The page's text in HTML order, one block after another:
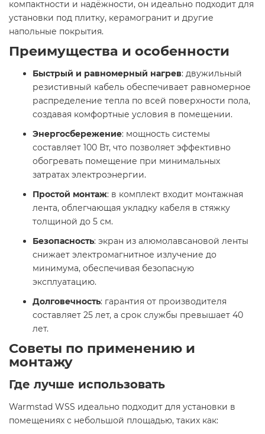
компактности и надёжности, он идеально подходит для
установки под плитку, керамогранит и другие
напольные покрытия.​
Преимущества и особенности
Быстрый и равномерный нагрев: двужильный
резистивный кабель обеспечивает равномерное
распределение тепла по всей поверхности пола,
создавая комфортные условия в помещении.​
Энергосбережение: мощность системы
составляет 100 Вт, что позволяет эффективно
обогревать помещение при минимальных
затратах электроэнергии.​
Простой монтаж: в комплект входит монтажная
лента, облегчающая укладку кабеля в стяжку
толщиной до 5 см.​
Безопасность: экран из алюмолавсановой ленты
снижает электромагнитное излучение до
минимума, обеспечивая безопасную
эксплуатацию.​
Долговечность: гарантия от производителя
составляет 25 лет, а срок службы превышает 40
лет.​
Советы по применению и
монтажу
Где лучше использовать
Warmstad WSS идеально подходит для установки в
помещениях с небольшой площадью, таких как:​